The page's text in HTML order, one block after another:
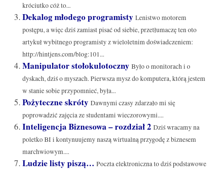
króciutko cóż to...
Dekalog młodego programisty Lenistwo motorem
postępu, a więc dziś zamiast pisać od siebie, przetłumaczę ten oto
artykuł wybitnego programisty z wieloletnim doświadczeniem:
http://hintjens.com/blog:101...
Manipulator stołokulotoczny Było o monitorach i o
dyskach, dziś o myszach. Pierwsza mysz do komputera, którą jestem
w stanie sobie przypomnieć, była...
Pożyteczne skróty Dawnymi czasy zdarzało mi się
poprowadzić zajęcia ze studentami wieczorowymi....
Inteligencja Biznesowa – rozdział 2 Dziś wracamy na
poletko BI i kontynuujemy naszą wirtualną przygodę z biznesem
marchwiowym....
Ludzie listy piszą… Poczta elektroniczna to dziś podstawowe